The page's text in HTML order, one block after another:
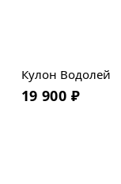
Кулон Водолей
19 900 ₽